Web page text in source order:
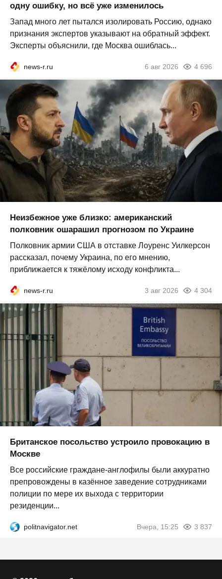
одну ошибку, но всё уже изменилось
Запад много лет пытался изолировать Россию, однако
признания экспертов указывают на обратный эффект.
Эксперты объяснили, где Москва ошиблась...
news-r.ru 6 авг 2026 4 696
Неизбежное уже близко: американский
полковник ошарашил прогнозом по Украине
Полковник армии США в отставке Лоуренс Уилкерсон
рассказал, почему Украина, по его мнению,
приближается к тяжёлому исходу конфликта...
news-r.ru 3 авг 2026 4 304
Британское посольство устроило провокацию в
Москве
Все российские граждане-англофилы были аккуратно
препровождены в казённое заведение сотрудниками
полиции по мере их выхода с территории
резиденции...
politnavigator.net Вчера, 15:25 3 837